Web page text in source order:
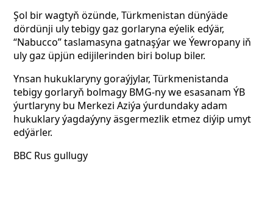
Şol bir wagtyň özünde, Türkmenistan dünýäde
dördünji uly tebigy gaz gorlaryna eýelik edýär,
“Nabucco” taslamasyna gatnaşýar we Ýewropany iň
uly gaz üpjün edijilerinden biri bolup biler.
Ynsan hukuklaryny goraýjylar, Türkmenistanda
tebigy gorlaryň bolmagy BMG-ny we esasanam ÝB
ýurtlaryny bu Merkezi Aziýa ýurdundaky adam
hukuklary ýagdaýyny äsgermezlik etmez diýip umyt
edýärler.
BBC Rus gullugy